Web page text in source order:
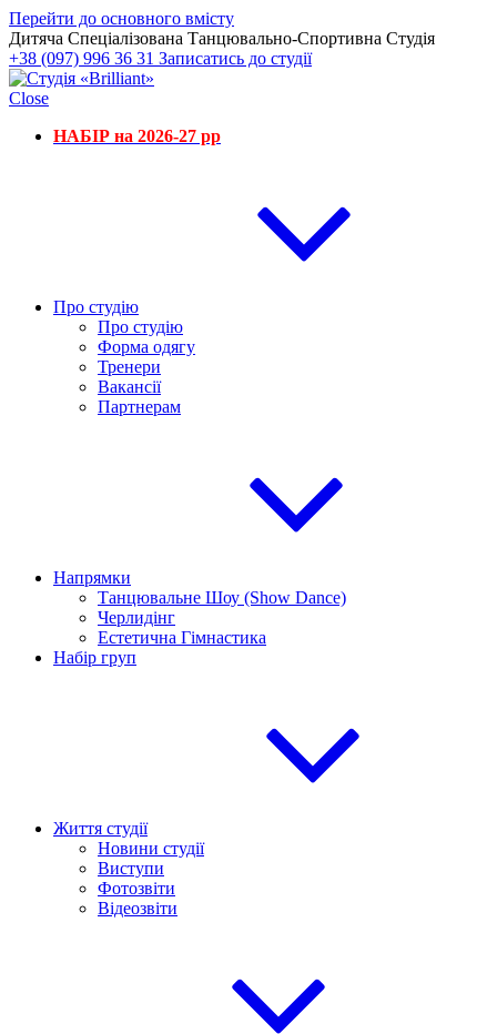
Перейти до основного вмісту
Дитяча Спеціалізована Танцювально-Спортивна Студія
+38 (097) 996 36 31 Записатись до студії
Close
НАБІР на 2026-27 рр
Про студію
Про студію
Форма одягу
Тренери
Вакансії
Партнерам
Напрямки
Танцювальне Шоу (Show Dance)
Черлидінг
Естетична Гімнастика
Набір груп
Життя студії
Новини студії
Виступи
Фотозвіти
Відеозвіти